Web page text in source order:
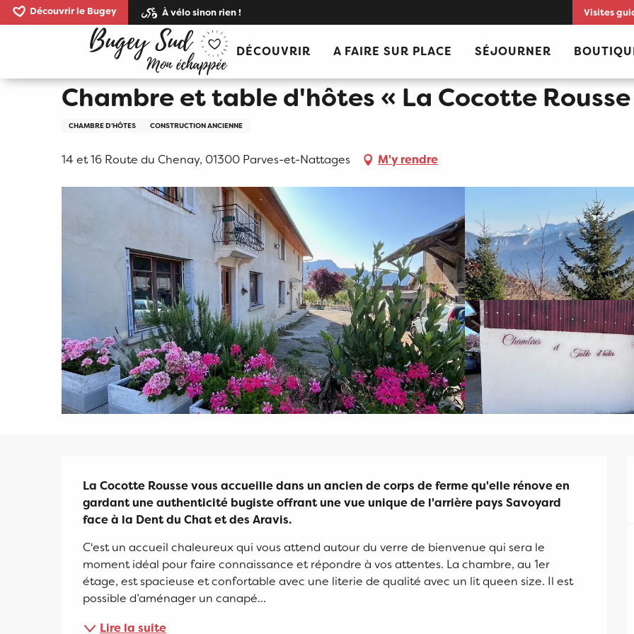
Aller
au
Visites
Découvrir le Bugey À vélo sinon rien !
DÉCOUVRIR A FAIRE SUR PLACE SÉJOURNER
Accueil Chambre et table d'hôtes « La Cocotte Rousse »
Chambre et table d'hôtes « La Cocotte
CHAMBRE D'HÔTES CONSTRUCTION ANCIENNE
14 et 16 Route du Chenay, 01300 Parves-et-Nattages M'y rendre
Description
La Cocotte Rousse vous accueille dans un ancien de corps de ferme qu'elle rénove en
gardant une authenticité bugiste offrant une vue unique de l'arrière pays Savoyard
face à la Dent du Chat et des Aravis.
C'est un accueil chaleureux qui vous attend autour du verre de bienvenue qui sera le
moment idéal pour faire connaissance et répondre à vos attentes. La chambre, au 1er
étage, est spacieuse et confortable avec une literie de qualité avec un lit queen size. Il est
possible d’aménager un canapé...
Lire la suite